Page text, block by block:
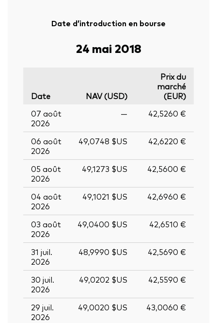
Date d’introduction en bourse
24 mai 2018
Date NAV (USD)
Prix du
marché
(EUR)
07 août
2026
— 42,5260 €
06 août
2026
49,0748 $US 42,6220 €
05 août
2026
49,1273 $US 42,5600 €
04 août
2026
49,1021 $US 42,6960 €
03 août
2026
49,0400 $US 42,6510 €
31 juil.
2026
48,9990 $US 42,5690 €
30 juil.
2026
49,0202 $US 42,5590 €
29 juil.
2026
49,0020 $US 43,0060 €